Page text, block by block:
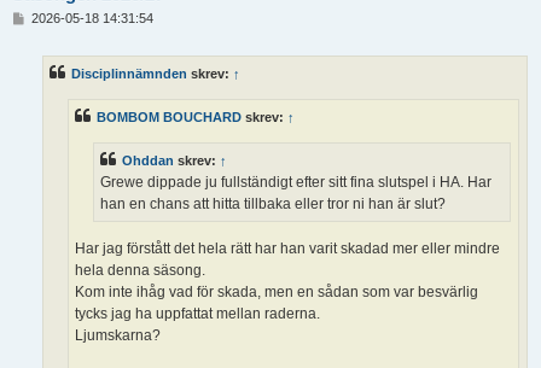
2026-05-18 14:31:54
Disciplinnämnden skrev: ↑
BOMBOM BOUCHARD skrev: ↑
Ohddan skrev: ↑
Grewe dippade ju fullständigt efter sitt fina slutspel i HA. Har
han en chans att hitta tillbaka eller tror ni han är slut?
Har jag förstått det hela rätt har han varit skadad mer eller mindre
hela denna säsong.
Kom inte ihåg vad för skada, men en sådan som var besvärlig
tycks jag ha uppfattat mellan raderna.
Ljumskarna?